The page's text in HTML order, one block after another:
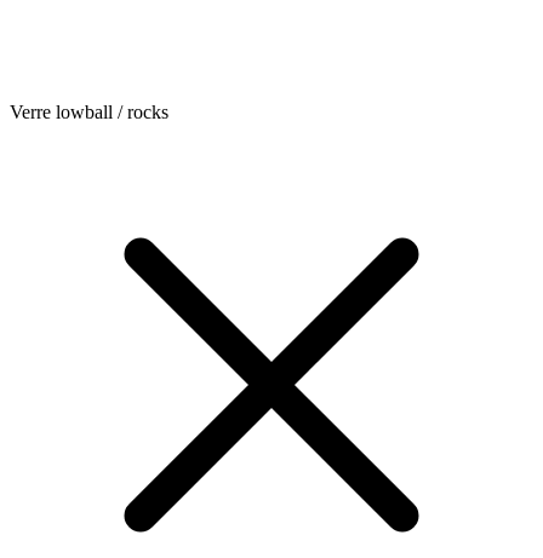
Verre lowball / rocks